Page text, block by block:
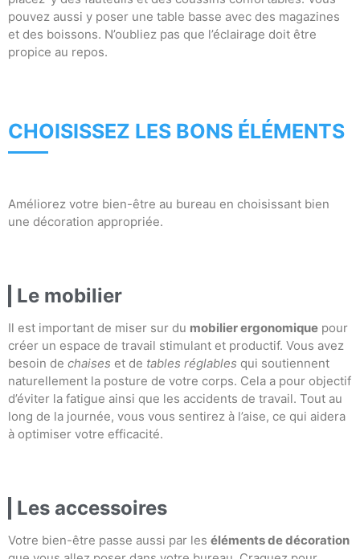
pouvez aussi y poser une table basse avec des magazines
et des boissons. N’oubliez pas que l’éclairage doit être
propice au repos.
CHOISISSEZ LES BONS ÉLÉMENTS
Améliorez votre bien-être au bureau en choisissant bien
une décoration appropriée.
Le mobilier
Il est important de miser sur du mobilier ergonomique pour
créer un espace de travail stimulant et productif. Vous avez
besoin de chaises et de tables réglables qui soutiennent
naturellement la posture de votre corps. Cela a pour objectif
d’éviter la fatigue ainsi que les accidents de travail. Tout au
long de la journée, vous vous sentirez à l’aise, ce qui aidera
à optimiser votre efficacité.
Les accessoires
Votre bien-être passe aussi par les éléments de décoration